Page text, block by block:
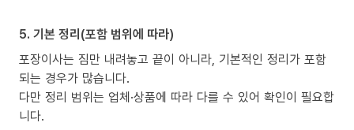
5. 기본 정리(포함 범위에 따라)
포장이사는 짐만 내려놓고 끝이 아니라, 기본적인 정리가 포함
되는 경우가 많습니다.
다만 정리 범위는 업체·상품에 따라 다를 수 있어 확인이 필요합
니다.